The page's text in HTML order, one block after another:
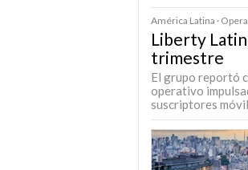
América Latina ·
Liberty
trimestre
El grupo reportó
operativo
suscriptores